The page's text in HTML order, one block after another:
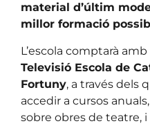
material d’últim
millor formació
L’escola comptarà amb
Televisió Escola de
Fortuny, a través dels
accedir a cursos
sobre obres de teatre,